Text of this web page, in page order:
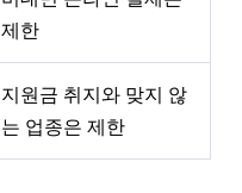
제한
지원금 취지와 맞지 않
는 업종은 제한